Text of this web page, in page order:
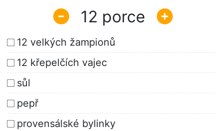
12
12 velkých žampionů
12 křepelčích vajec
sůl
pepř
provensálské bylinky